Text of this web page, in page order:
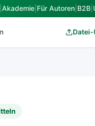
Akademie Für Autoren B2B